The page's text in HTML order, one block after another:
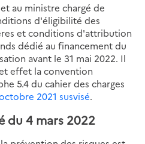
au ministre chargé de
d'éligibilité des
et conditions d'attribution
dédié au financement du
avant le 31 mai 2022. Il
effet la convention
5.4 du cahier des charges
2021 susvisé.
du 4 mars 2022